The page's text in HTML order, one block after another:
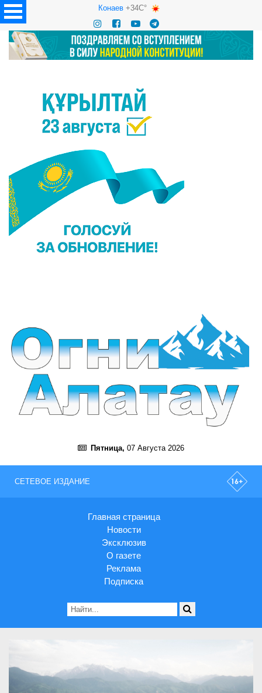
Конаев+34C°
Пятница, 07 Августа 2026
СЕТЕВОЕ ИЗДАНИЕ
Главная страница
Новости
Эксклюзив
О газете
Реклама
Подписка